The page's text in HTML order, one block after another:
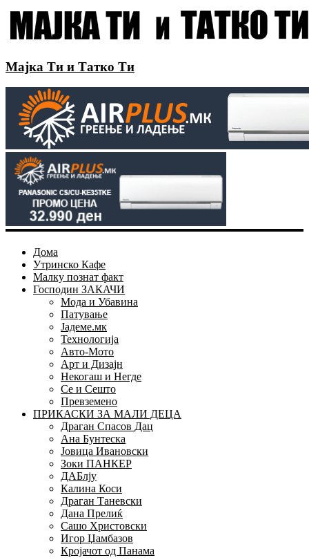
Мајка Ти и Татко Ти
Дома
Утринско Кафе
Малку познат факт
Господин ЗАКАЧИ
Мода и Убавина
Патување
Јадеме.мк
Технологија
Авто-Мото
Арт и Дизајн
Некогаш и Негде
Се и Сешто
Превземено
ПРИКАСКИ ЗА МАЛИ ДЕЦА
Драган Спасов Дац
Ана Бунтеска
Јовица Ивановски
Зоки ПАНКЕР
ДАБлју
Калина Коси
Драган Таневски
Дана Прелиќ
Сашо Христовски
Игор Џамбазов
Кројачот од Панама